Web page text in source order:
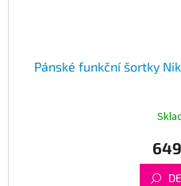
Pánské funkční šortky